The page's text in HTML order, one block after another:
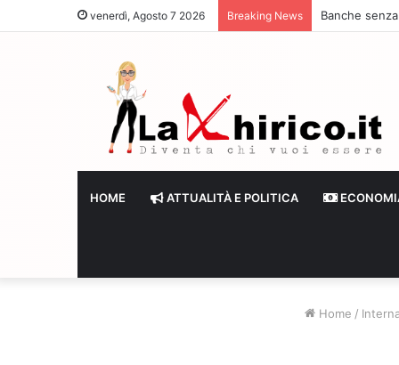
venerdì, Agosto 7 2026 Breaking News Banche
HOME ATTUALITÀ E POLITICA
Home /